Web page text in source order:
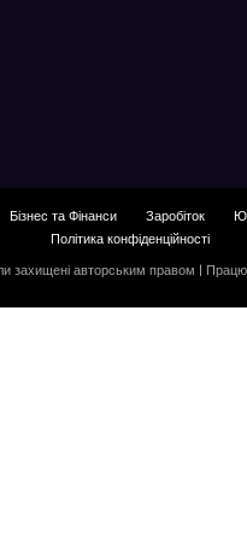
Бізнес та Фінанси Заробіток
Політика конфіденційності
захищені авторським правом |